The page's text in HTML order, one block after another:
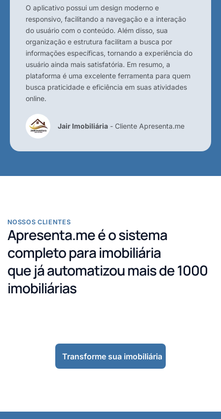
O aplicativo possui um design moderno e
responsivo, facilitando a navegação e a interação
do usuário com o conteúdo. Além disso, sua
organização e estrutura facilitam a busca por
informações específicas, tornando a experiência do
usuário ainda mais satisfatória. Em resumo, a
plataforma é uma excelente ferramenta para quem
busca praticidade e eficiência em suas atividades
online.
Jair Imobiliária - Cliente Apresenta.me
NOSSOS CLIENTES
Apresenta.me é o sistema
completo para imobiliária
que já automatizou mais de 1000
imobiliárias
Transforme sua imobiliária